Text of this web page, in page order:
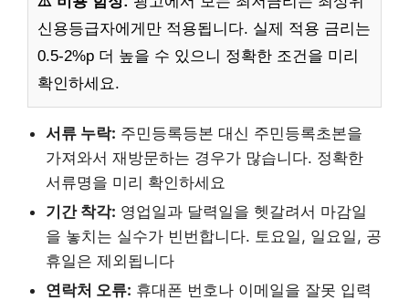
신용등급자에게만 적용됩니다. 실제 적용 금리는
0.5-2%p 더 높을 수 있으니 정확한 조건을 미리
확인하세요.
서류 누락: 주민등록등본 대신 주민등록초본을
가져와서 재방문하는 경우가 많습니다. 정확한
서류명을 미리 확인하세요
기간 착각: 영업일과 달력일을 헷갈려서 마감일
을 놓치는 실수가 빈번합니다. 토요일, 일요일, 공
휴일은 제외됩니다
연락처 오류: 휴대폰 번호나 이메일을 잘못 입력